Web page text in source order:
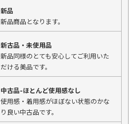
新品
新品商品となります。
新古品・未使用品
新品同様のとても安心してご利用いた
だける美品です。
中古品-ほとんど使用感なし
使用感・着用感がほぼない状態のかな
り良い中古品です。